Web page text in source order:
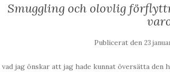
Smuggling och olovlig
Publicerat den 23
vad jag önskar att jag hade kunnat översätta den